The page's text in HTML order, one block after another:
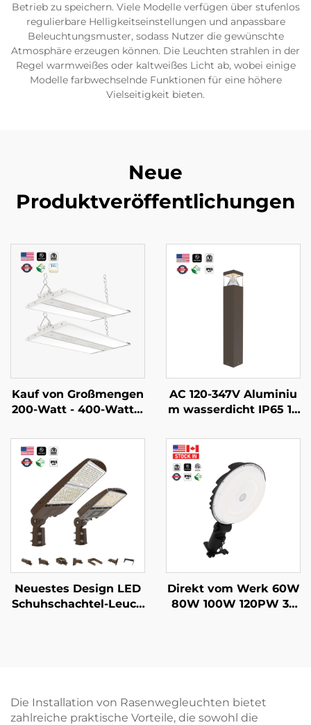
Betrieb zu speichern. Viele Modelle verfügen über stufenlos
regulierbare Helligkeitseinstellungen und anpassbare
Beleuchtungsmuster, sodass Nutzer die gewünschte
Atmosphäre erzeugen können. Die Leuchten strahlen in der
Regel warmweißes oder kaltweißes Licht ab, wobei einige
Modelle farbwechselnde Funktionen für eine höhere
Vielseitigkeit bieten.
Neue
Produktveröffentlichungen
Kauf von Großmengen
200-Watt - 400-Watt L
n mit CCT und einstell
barer Leistung lineare
Lampen für Bauprojek
te oder Renovierungen
AC 120-347V Aluminiu
m wasserdicht IP65 14
ED-Rasenweg-, Garten
pfad-Beleuchtung für
Außenbereiche
Neuestes Design LED
Schuhschachtel-Leuch
Direkt vom Werk 60W
80W 100W 120PW 35
Die Installation von Rasenwegleuchten bietet
zahlreiche praktische Vorteile, die sowohl die